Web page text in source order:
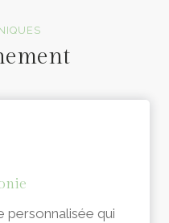
personnalisée qui